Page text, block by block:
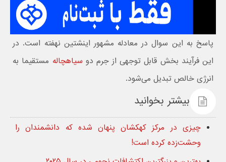
پاسخ به این سوال در معادله مشهور اینشتین نهفته است. در
این فرآیند بخش قابل توجهی از جرم دو سیاهچاله مستقیما به
انرژی خالص تبدیل می‌شود.
بیشتر بخوانید
چیزی در مرکز کهکشان پنهان شده که دانشمندان را
وحشت‌زده کرده است!